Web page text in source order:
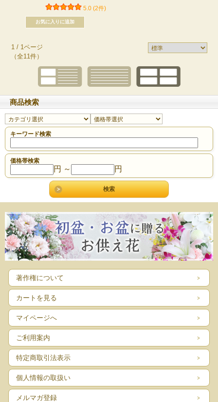
5.0 (2件)
1 / 1ページ
（全11件）
商品検索
キーワード検索
価格帯検索
円 ～ 円
著作権について
カートを見る
マイページへ
ご利用案内
特定商取引法表示
個人情報の取扱い
メルマガ登録